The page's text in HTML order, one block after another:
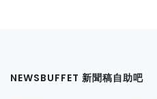
NEWSBUFFET 新聞稿自助吧